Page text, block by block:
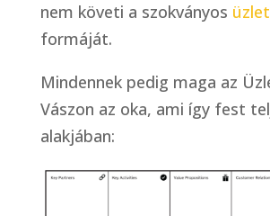
nem követi a szokványos
formáját.
Mindennek pedig maga az
Vászon az oka, ami így fest
alakjában: